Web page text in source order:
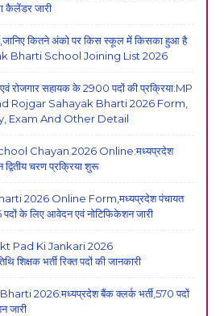
कैलेंडर जारी
कितने अंको पर किस स्कूल में किसका हुआ है
Bharti School Joining List 2026
एवं रोजगार सहायक के 2900 पदों की प्रक्रिया:MP
Rojgar Sahayak Bharti 2026 Form,
Exam And Other Detail
Chayan 2026 Online:मध्यप्रदेश
चरण प्रक्रिया शुरू
2026 Online Form,मध्यप्रदेश पंचायत
पदों के लिए आवेदन एवं नोटिफिकेशन जारी
Pad Ki Jankari 2026
भर्ती रिक्त पदों की जानकारी
2026:मध्यप्रदेश बैंक क्लर्क भर्ती,570 पदों
जारी